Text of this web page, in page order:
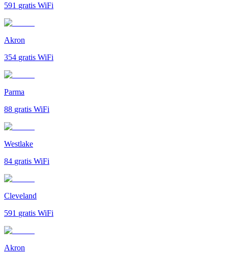
591 gratis WiFi
Akron
354 gratis WiFi
Parma
88 gratis WiFi
Westlake
84 gratis WiFi
Cleveland
591 gratis WiFi
Akron